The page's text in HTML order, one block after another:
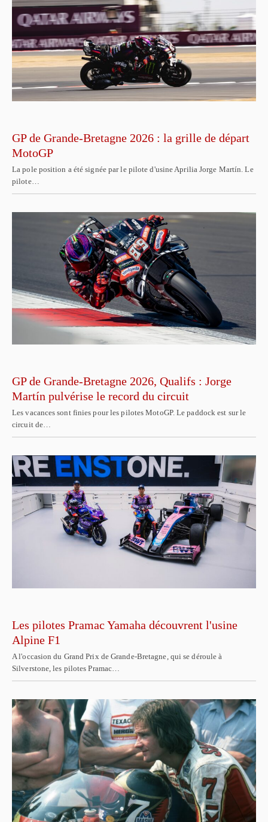
GP de Grande-Bretagne 2026 : la grille de départ
MotoGP
La pole position a été signée par le pilote d'usine Aprilia Jorge Martín. Le
pilote…
GP de Grande-Bretagne 2026, Qualifs : Jorge
Martín pulvérise le record du circuit
Les vacances sont finies pour les pilotes MotoGP. Le paddock est sur le
circuit de…
Les pilotes Pramac Yamaha découvrent l'usine
Alpine F1
A l'occasion du Grand Prix de Grande-Bretagne, qui se déroule à
Silverstone, les pilotes Pramac…